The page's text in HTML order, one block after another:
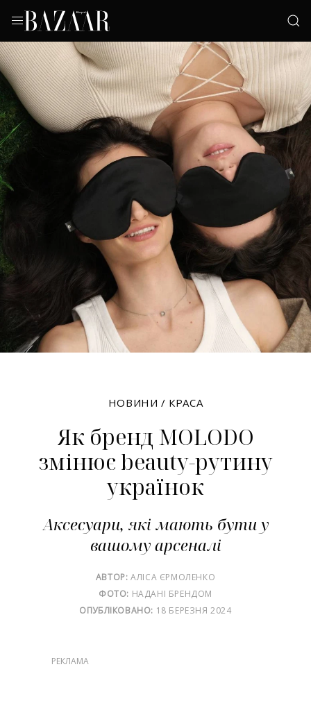
НОВИНИ / КРАСА
Як бренд MOLODO
змінює beauty-рутину
українок
Аксесуари, які мають бути у
вашому арсеналі
АВТОР: АЛІСА ЄРМОЛЕНКО
ФОТО: НАДАНІ БРЕНДОМ
ОПУБЛІКОВАНО: 18 БЕРЕЗНЯ 2024